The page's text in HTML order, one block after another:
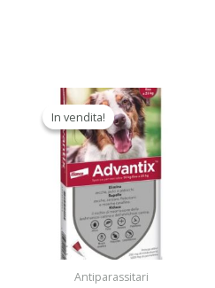
In vendita!
In vendita!
Antiparassitari
Il
prezzo
originale
era:
49,20 €.
Il
prezzo
attuale
è:
27,90 €.